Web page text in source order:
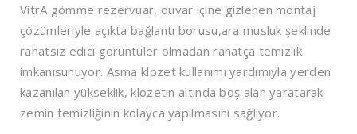
VitrA gömme rezervuar, duvar içine gizlenen montaj
çözümleriyle açıkta bağlantı borusu,ara musluk şeklinde
rahatsız edici görüntüler olmadan rahatça temizlik
imkanısunuyor. Asma klozet kullanımı yardımıyla yerden
kazanılan yükseklik, klozetin altında boş alan yaratarak
zemin temizliğinin kolayca yapılmasını sağlıyor.